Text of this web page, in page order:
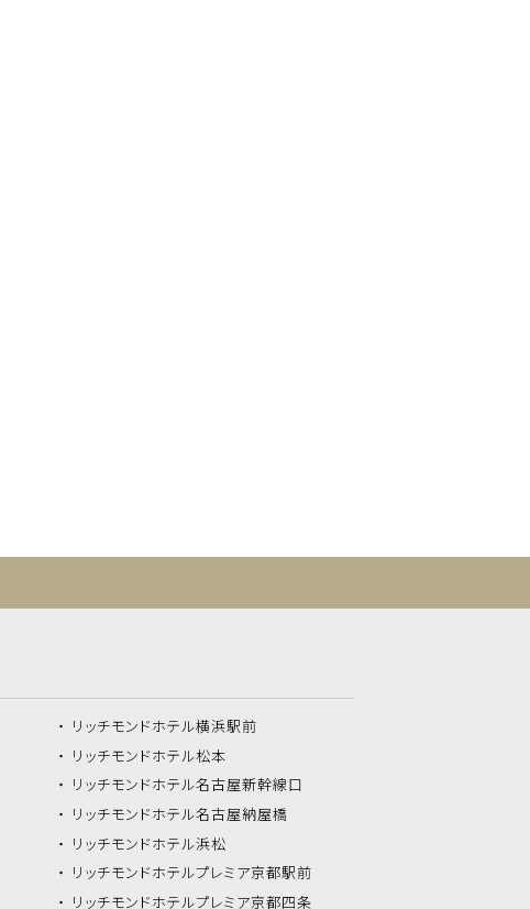
リッチモンドホテル横浜駅前
リッチモンドホテル松本
リッチモンドホテル名古屋新幹線口
リッチモンドホテル名古屋納屋橋
リッチモンドホテル浜松
リッチモンドホテルプレミア京都駅前
リッチモンドホテルプレミア京都四条